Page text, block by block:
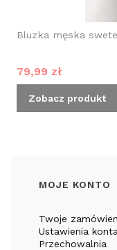
Bluzka męska
Cena promocyjna
79,99 zł
Zobacz produkt
Linki w
MOJE KONTO
Twoje
Ustawienia konta
Przechowalnia